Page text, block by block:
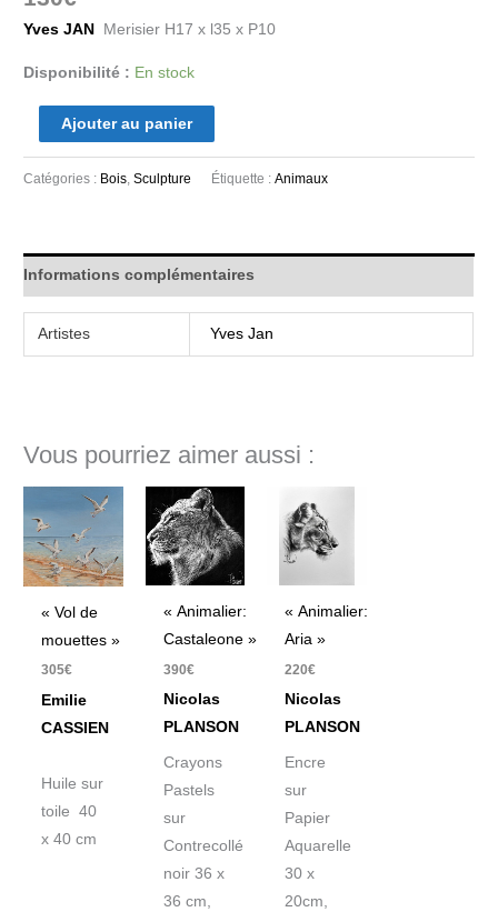
Yves JAN Merisier H17 x l35 x P10
Disponibilité : En stock
Ajouter au panier
Catégories : Bois ,Sculpture Étiquette :Animaux
Informations complémentaires
Artistes Yves Jan
Vous pourriez aimer aussi :
« Vol de
mouettes »
305€
Emilie
CASSIEN
Huile sur
toile 40
x 40 cm
« Animalier:
Castaleone »
390€
Nicolas
PLANSON
Crayons
Pastels
sur
Contrecollé
noir 36 x
36 cm,
« Animalier:
Aria »
220€
Nicolas
PLANSON
Encre
sur
Papier
Aquarelle
30 x
20cm,